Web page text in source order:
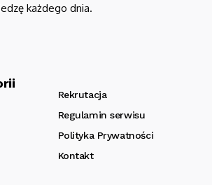
każdego dnia.
Rekrutacja
Regulamin serwisu
Polityka Prywatności
Kontakt